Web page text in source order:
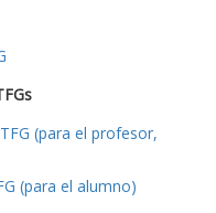
(para el profesor,
(para el alumno)